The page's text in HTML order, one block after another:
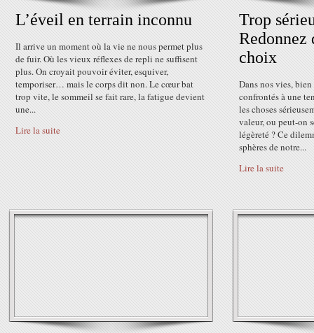
L’éveil en terrain inconnu
Il arrive un moment où la vie ne nous permet plus
de fuir. Où les vieux réflexes de repli ne suffisent
plus. On croyait pouvoir éviter, esquiver,
temporiser… mais le corps dit non. Le cœur bat
trop vite, le sommeil se fait rare, la fatigue devient
une...
Lire la suite
Trop
Redonnez
choix
Dans nos vies,
confrontés à une
les choses
valeur, ou peut-on
légèreté ? Ce
sphères de notre...
Lire la suite